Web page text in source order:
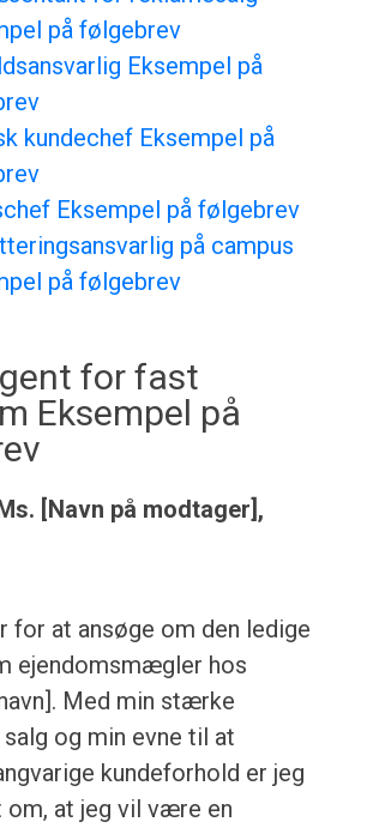
på følgebrev
Eksempel på
kundechef Eksempel på
Eksempel på følgebrev
på campus
på følgebrev
for fast
Eksempel på
[Navn på modtager],
for at ansøge om den ledige
ejendomsmægler hos
Med min stærke
salg og min evne til at
kundeforhold er jeg
om, at jeg vil være en